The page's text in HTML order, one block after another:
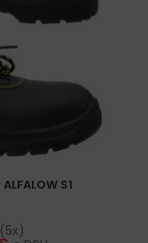
S1
(5x)